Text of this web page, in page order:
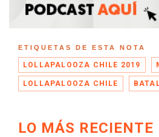
ETIQUETAS DE ESTA NOTA
LOLLAPALOOZA CHILE 2019
LOLLAPALOOZA CHILE
LO MÁS RECIENTE